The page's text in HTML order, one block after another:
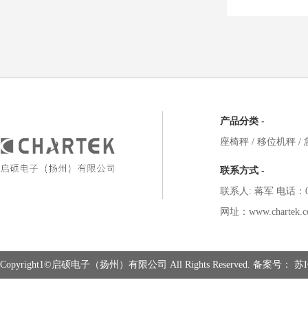
产品分类 -
座椅秤 / 移位机秤 /
联系方式 -
联系人: 蒋军 电话：
网址：
Copyright1©启硕电子（扬州）有限公司 All Rights Reserved. 备案号： 苏